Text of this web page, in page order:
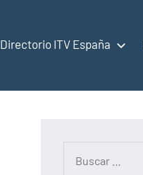
Directorio ITV España